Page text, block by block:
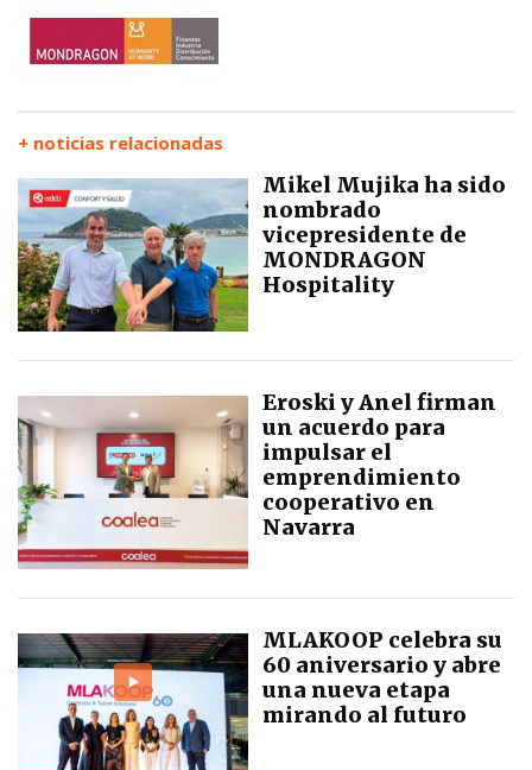
+ noticias relacionadas
Mikel Mujika ha sido
nombrado
vicepresidente de
MONDRAGON
Hospitality
Eroski y Anel firman
un acuerdo para
impulsar el
emprendimiento
cooperativo en
Navarra
MLAKOOP celebra su
60 aniversario y abre
una nueva etapa
mirando al futuro